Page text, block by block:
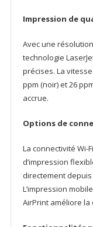
Impression de
Avec une
technologie
précises. La
ppm (noir) et 26
accrue.
Options de
La connectivité Wi-
d’impression
directement
L’impression
AirPrint améliore la